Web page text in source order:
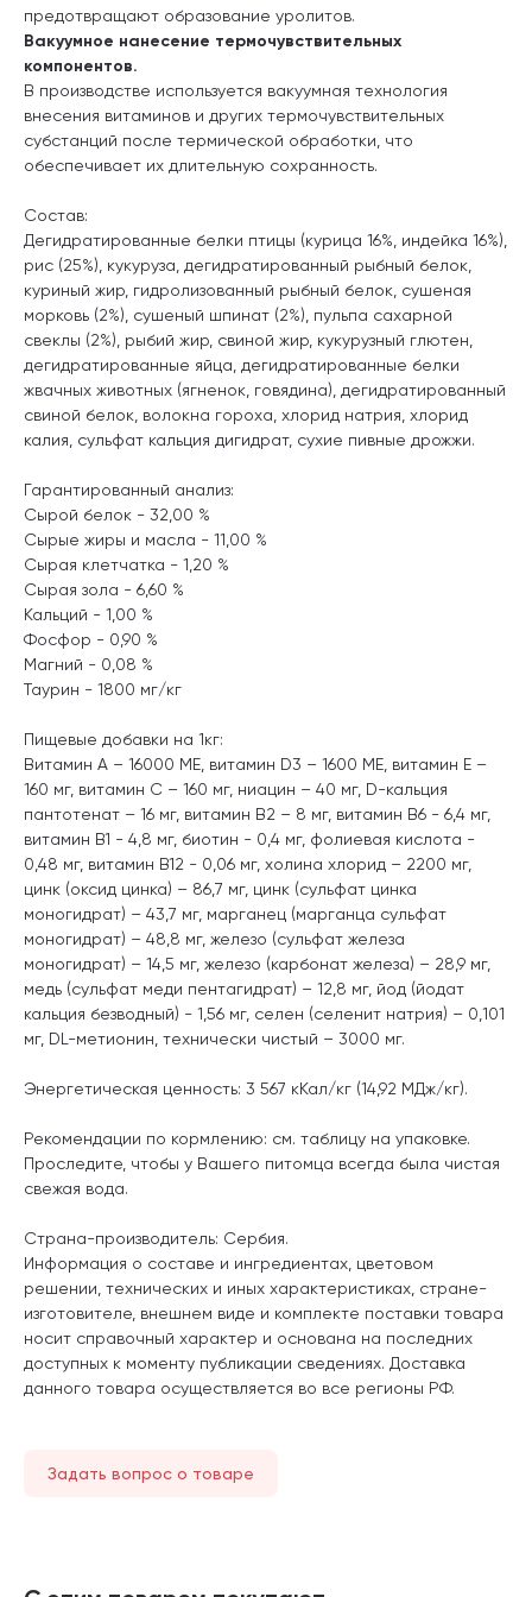
предотвращают образование уролитов.
Вакуумное нанесение термочувствительных
компонентов.
В производстве используется вакуумная технология
внесения витаминов и других термочувствительных
субстанций после термической обработки, что
обеспечивает их длительную сохранность.
Состав:
Дегидратированные белки птицы (курица 16%, индейка 16%),
рис (25%), кукуруза, дегидратированный рыбный белок,
куриный жир, гидролизованный рыбный белок, сушеная
морковь (2%), сушеный шпинат (2%), пульпа сахарной
свеклы (2%), рыбий жир, свиной жир, кукурузный глютен,
дегидратированные яйца, дегидратированные белки
жвачных животных (ягненок, говядина), дегидратированный
свиной белок, волокна гороха, хлорид натрия, хлорид
калия, сульфат кальция дигидрат, сухие пивные дрожжи.
Гарантированный анализ:
Сырой белок - 32,00 %
Сырые жиры и масла - 11,00 %
Сырая клетчатка - 1,20 %
Сырая зола - 6,60 %
Кальций - 1,00 %
Фосфор - 0,90 %
Магний - 0,08 %
Таурин - 1800 мг/кг
Пищевые добавки на 1кг:
Витамин A – 16000 МЕ, витамин D3 – 1600 МЕ, витамин E –
160 мг, витамин C – 160 мг, ниацин – 40 мг, D-кальция
пантотенат – 16 мг, витамин B2 – 8 мг, витамин B6 - 6,4 мг,
витамин B1 - 4,8 мг, биотин - 0,4 мг, фолиевая кислота -
0,48 мг, витамин В12 - 0,06 мг, холина хлорид – 2200 мг,
цинк (оксид цинка) – 86,7 мг, цинк (сульфат цинка
моногидрат) – 43,7 мг, марганец (марганца сульфат
моногидрат) – 48,8 мг, железо (сульфат железа
моногидрат) – 14,5 мг, железо (карбонат железа) – 28,9 мг,
медь (сульфат меди пентагидрат) – 12,8 мг, йод (йодат
кальция безводный) - 1,56 мг, селен (селенит натрия) – 0,101
мг, DL-метионин, технически чистый – 3000 мг.
Энергетическая ценность: 3 567 кКал/кг (14,92 МДж/кг).
Рекомендации по кормлению: см. таблицу на упаковке.
Проследите, чтобы у Вашего питомца всегда была чистая
свежая вода.
Страна-производитель: Сербия.
Информация о составе и ингредиентах, цветовом
решении, технических и иных характеристиках, стране-
изготовителе, внешнем виде и комплекте поставки товара
носит справочный характер и основана на последних
доступных к моменту публикации сведениях. Доставка
данного товара осуществляется во все регионы РФ.
Задать вопрос о товаре